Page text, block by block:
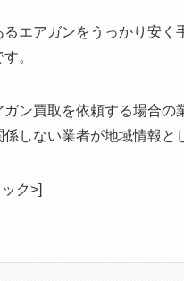
エアガンをうっかり安
。
ン買取を依頼する場合
しない業者が地域情報と
ク>]